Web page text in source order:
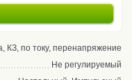
КЗ, по току, перенапряжение
Не регулируемый